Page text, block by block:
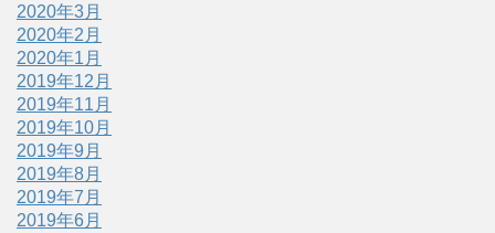
2020年3月
2020年2月
2020年1月
2019年12月
2019年11月
2019年10月
2019年9月
2019年8月
2019年7月
2019年6月